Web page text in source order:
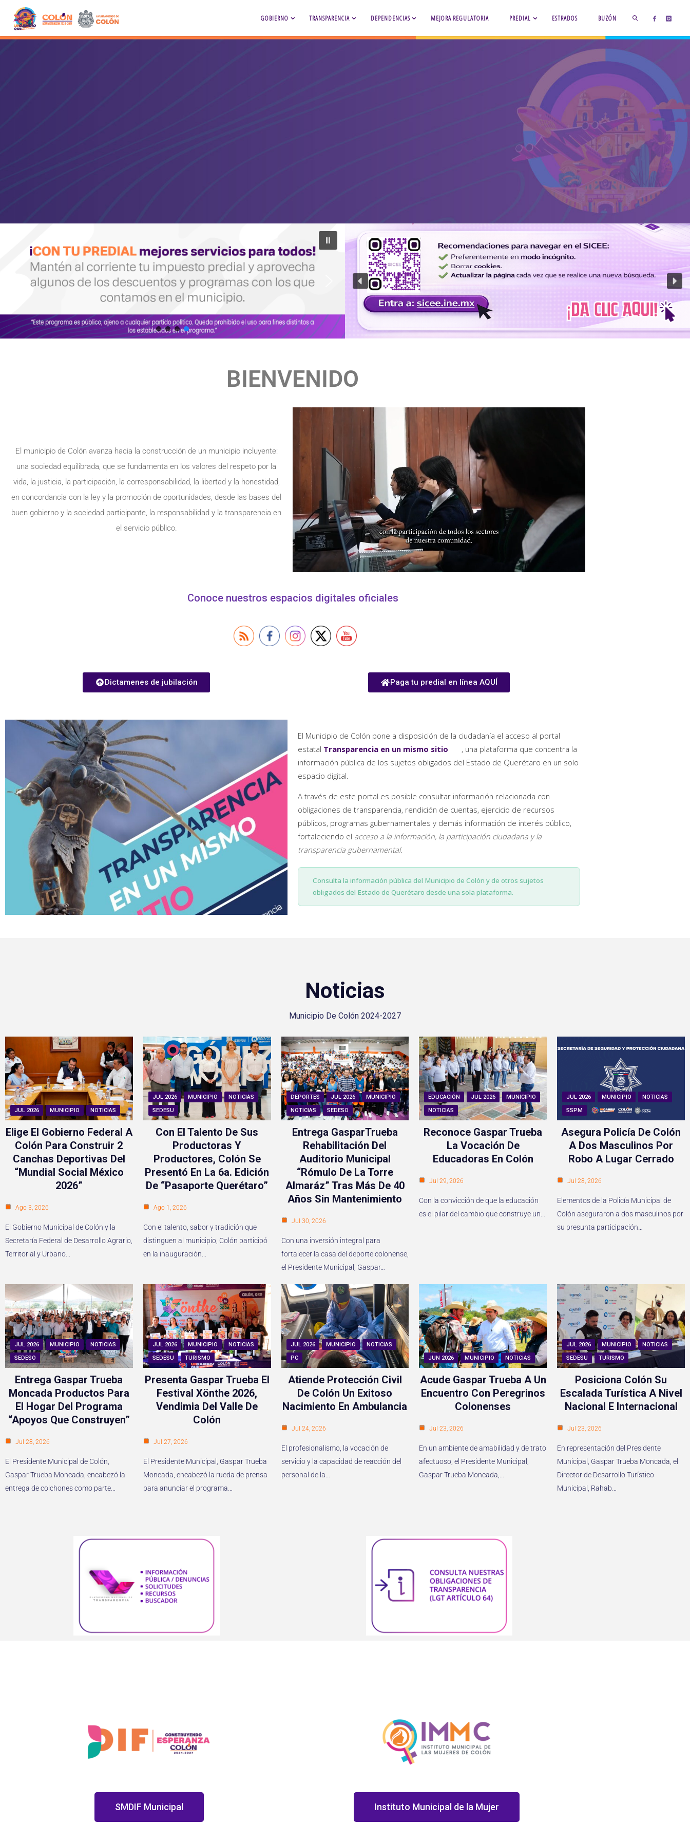
GOBIERNO TRANSPARENCIA DEPENDENCIAS MEJORA REGULATORIA PREDIAL ESTRADOS BUZÓN
BIENVENIDO
El municipio de Colón avanza hacia la construcción de un municipio incluyente:
una sociedad equilibrada, que se fundamenta en los valores del respeto por la
vida, la justicia, la participación, la corresponsabilidad, la libertad y la honestidad,
en concordancia con la ley y la promoción de oportunidades, desde las bases del
buen gobierno y la sociedad participante, la responsabilidad y la transparencia en
el servicio público.
Conoce nuestros espacios digitales oficiales
Dictamenes de jubilación Paga tu predial en línea AQUÍ
El Municipio de Colón pone a disposición de la ciudadanía el acceso al portal
estatal Transparencia en un mismo sitio
, una plataforma que concentra la
información pública de los sujetos obligados del Estado de Querétaro en un solo
espacio digital.
A través de este portal es posible consultar información relacionada con
obligaciones de transparencia, rendición de cuentas, ejercicio de recursos
públicos, programas gubernamentales y demás información de interés público,
fortaleciendo el acceso a la información, la participación ciudadana y la
transparencia gubernamental.
Consulta la información pública del Municipio de Colón y de otros sujetos
obligados del Estado de Querétaro desde una sola plataforma.
Noticias
Municipio De Colón 2024-2027
JUL 2026 MUNICIPIO NOTICIAS
Elige El Gobierno Federal A
Colón Para Construir 2
Canchas Deportivas Del
“Mundial Social México
2026”
Ago 3, 2026
El Gobierno Municipal de Colón y la
Secretaría Federal de Desarrollo Agrario,
Territorial y Urbano…
JUL 2026 MUNICIPIO
NOTICIAS
SEDESU
Con El Talento De Sus
Productoras Y
Productores, Colón Se
Presentó En La 6a. Edición
De “Pasaporte Querétaro”
Ago 1, 2026
Con el talento, sabor y tradición que
distinguen al municipio, Colón participó
en la inauguración…
DEPORTES JUL 2026
MUNICIPIO
NOTICIAS
SEDESO
Entrega GasparTrueba
Rehabilitación Del
Auditorio Municipal
“Rómulo De La Torre
Almaráz” Tras Más De 40
Años Sin Mantenimiento
Jul 30, 2026
Con una inversión integral para
fortalecer la casa del deporte colonense,
el Presidente Municipal, Gaspar…
EDUCACIÓN JUL 2026
MUNICIPIO
NOTICIAS
Reconoce Gaspar Trueba
La Vocación De
Educadoras En Colón
Jul 29, 2026
Con la convicción de que la educación
es el pilar del cambio que construye un…
JUL 2026 MUNICIPIO
NOTICIAS
SSPM
Asegura Policía De Colón
A Dos Masculinos Por
Robo A Lugar Cerrado
Jul 28, 2026
Elementos de la Policía Municipal de
Colón aseguraron a dos masculinos por
su presunta participación…
JUL 2026 MUNICIPIO
NOTICIAS
SEDESO
Entrega Gaspar Trueba
Moncada Productos Para
El Hogar Del Programa
“Apoyos Que Construyen”
Jul 28, 2026
El Presidente Municipal de Colón,
Gaspar Trueba Moncada, encabezó la
entrega de colchones como parte…
JUL 2026 MUNICIPIO
NOTICIAS
SEDESU
TURISMO
Presenta Gaspar Trueba El
Festival Xönthe 2026,
Vendimia Del Valle De
Colón
Jul 27, 2026
El Presidente Municipal, Gaspar Trueba
Moncada, encabezó la rueda de prensa
para anunciar el programa…
JUL 2026 MUNICIPIO
NOTICIAS
PC
Atiende Protección Civil
De Colón Un Exitoso
Nacimiento En Ambulancia
Jul 24, 2026
El profesionalismo, la vocación de
servicio y la capacidad de reacción del
personal de la…
JUN 2026 MUNICIPIO NOTICIAS
Acude Gaspar Trueba A Un
Encuentro Con Peregrinos
Colonenses
Jul 23, 2026
En un ambiente de amabilidad y de trato
afectuoso, el Presidente Municipal,
Gaspar Trueba Moncada,…
JUL 2026 MUNICIPIO
NOTICIAS
SEDESU
TURISMO
Posiciona Colón Su
Escalada Turística A Nivel
Nacional E Internacional
Jul 23, 2026
En representación del Presidente
Municipal, Gaspar Trueba Moncada, el
Director de Desarrollo Turístico
Municipal, Rahab…
SMDIF Municipal Instituto Municipal de la Mujer